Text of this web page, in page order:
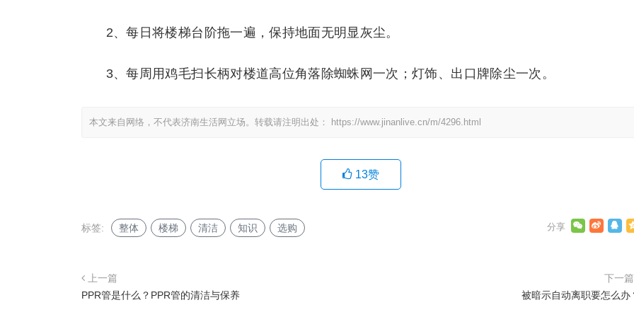
2、每日将楼梯台阶拖一遍，保持地面无明显灰尘。
3、每周用鸡毛扫长柄对楼道高位角落除蜘蛛网一次；灯饰、出口牌除尘一次。
本文来自网络，不代表济南生活网立场。转载请注明出处： https://www.jinanlive.cn/m/4296.html
13赞
标签: 整体 楼梯 清洁 知识 选购
上一篇
PPR管是什么？PPR管的清洁与保养
下一
被暗示自动离职要怎么办